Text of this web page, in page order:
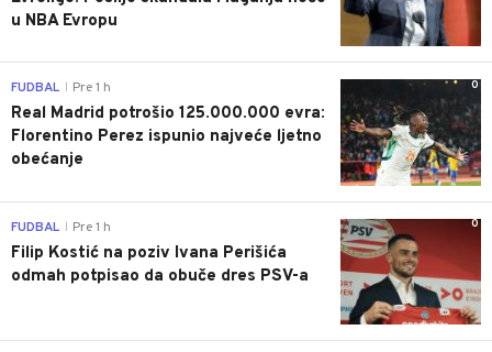
u NBA Evropu
0
FUDBAL Pre 1 h
Real Madrid potrošio 125.000.000 evra:
Florentino Perez ispunio najveće ljetno
obećanje
0
FUDBAL Pre 1 h
Filip Kostić na poziv Ivana Perišića
odmah potpisao da obuče dres PSV-a